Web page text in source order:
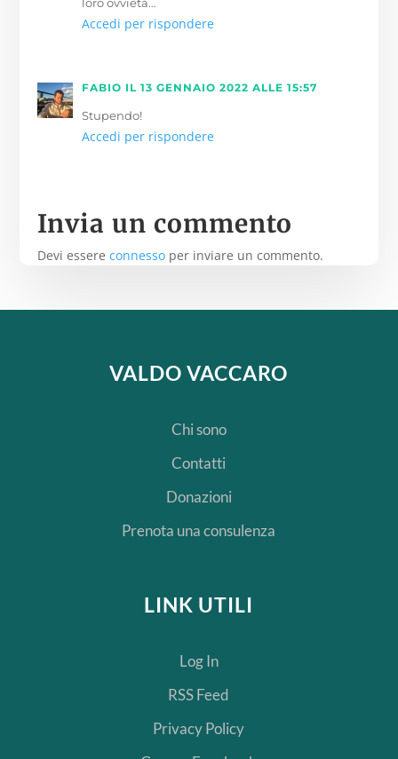
loro ovvietà…
Accedi per rispondere
FABIO IL 13 GENNAIO 2022 ALLE 15:57
Stupendo!
Accedi per rispondere
Invia un commento
Devi essereconnesso per inviare un commento.
VALDO VACCARO
Chi sono
Contatti
Donazioni
Prenota una consulenza
LINK UTILI
Log In
RSS Feed
Privacy Policy